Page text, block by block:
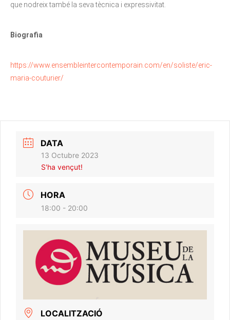
que nodreix també la seva tècnica i expressivitat.
Biografia
https://www.ensembleintercontemporain.com/en/soliste/eric-
maria-couturier/
DATA
13 Octubre 2023
S'ha vençut!
HORA
18:00 - 20:00
LOCALITZACIÓ